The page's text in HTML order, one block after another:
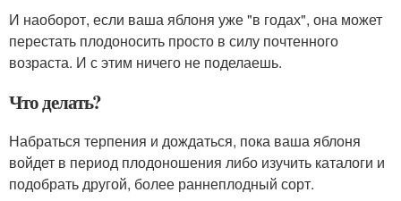
И наоборот, если ваша яблоня уже "в годах", она может
перестать плодоносить просто в силу почтенного
возраста. И с этим ничего не поделаешь.
Что делать?
Набраться терпения и дождаться, пока ваша яблоня
войдет в период плодоношения либо изучить каталоги и
подобрать другой, более раннеплодный сорт.